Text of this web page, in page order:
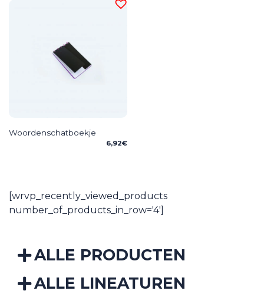
through
Woordenschatboekje
6,92€
[wrvp_recently_viewed_products
number_of_products_in_row='4']
ALLE PRODUCTEN
ALLE LINEATUREN